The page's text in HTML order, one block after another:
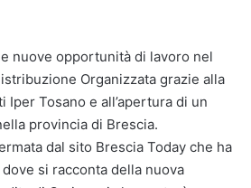
nuove opportunità di lavoro nel
Organizzata grazie alla
Iper Tosano e all’apertura di un
provincia di Brescia.
dal sito Brescia Today che ha
si racconta della nuova